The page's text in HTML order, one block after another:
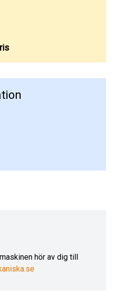
hör av dig till